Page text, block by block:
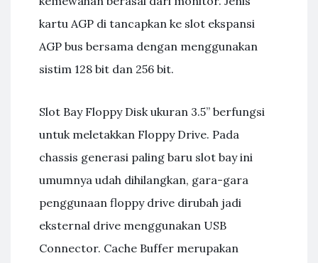
kartu AGP di tancapkan ke slot ekspansi
AGP bus bersama dengan menggunakan
sistim 128 bit dan 256 bit.
Slot Bay Floppy Disk ukuran 3.5” berfungsi
untuk meletakkan Floppy Drive. Pada
chassis generasi paling baru slot bay ini
umumnya udah dihilangkan, gara-gara
penggunaan floppy drive dirubah jadi
eksternal drive menggunakan USB
Connector. Cache Buffer merupakan